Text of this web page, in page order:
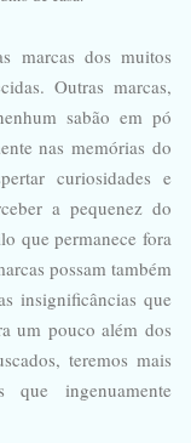
marcas dos muitos
Outras marcas,
sabão em pó
nas memórias do
curiosidades e
a pequenez do
que permanece fora
possam também
insignificâncias que
um pouco além dos
teremos mais
ingenuamente